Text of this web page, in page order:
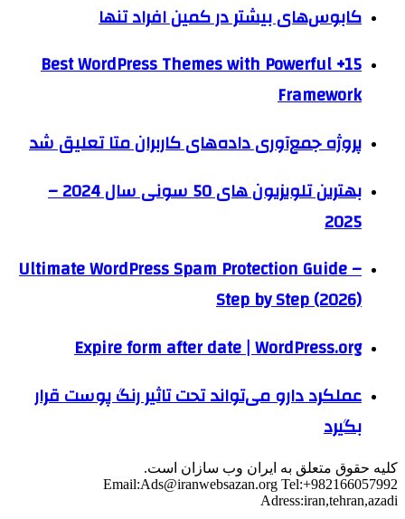
کابوس‌های بیشتر در کمین افراد تنها
15+ Best WordPress Themes with Powerful
Framework
پروژه جمع‌آوری داده‌های کاربران متا تعلیق شد
بهترین تلویزیون‌ های 50 سونی سال 2024 –
2025
Ultimate WordPress Spam Protection Guide –
Step by Step (2026)
Expire form after date | WordPress.org
عملکرد دارو می‌تواند تحت تاثیر رنگ پوست قرار
بگیرد
کلیه حقوق متعلق به ایران وب سازان است.
Email:Ads@iranwebsazan.org Tel:+982166057992
Adress:iran,tehran,azadi